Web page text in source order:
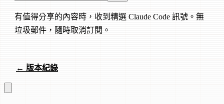
有值得分享的內容時，收到精選 Claude Code 訊號。無
垃圾郵件，隨時取消訂閱。
← 版本紀錄